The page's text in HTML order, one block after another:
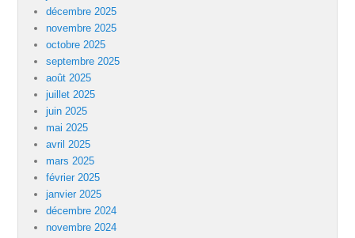
décembre 2025
novembre 2025
octobre 2025
septembre 2025
août 2025
juillet 2025
juin 2025
mai 2025
avril 2025
mars 2025
février 2025
janvier 2025
décembre 2024
novembre 2024